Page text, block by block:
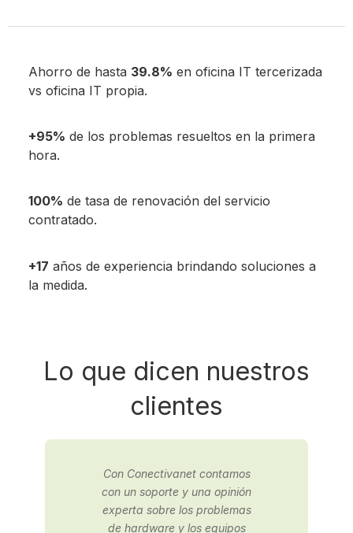
Ahorro de hasta 39.8% en oficina IT tercerizada
vs oficina IT propia.
+95% de los problemas resueltos en la primera
hora.
100% de tasa de renovación del servicio
contratado.
+17 años de experiencia brindando soluciones a
la medida.
Lo que dicen nuestros
clientes
Contactamos a Conectivanet
para una consultaría de
infraestructura IT, gracias a
los buenos resultados,